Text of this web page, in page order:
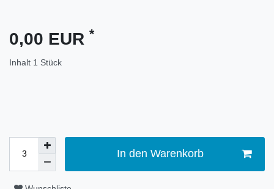
0,00 EUR *
Inhalt 1 Stück
In den Warenkorb